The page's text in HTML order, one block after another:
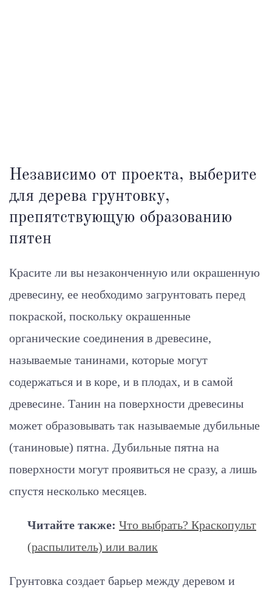
Независимо от проекта, выберите
для дерева грунтовку,
препятствующую образованию
пятен
Красите ли вы незаконченную или окрашенную
древесину, ее необходимо загрунтовать перед
покраской, поскольку окрашенные
органические соединения в древесине,
называемые танинами, которые могут
содержаться и в коре, и в плодах, и в самой
древесине. Танин на поверхности древесины
может образовывать так называемые дубильные
(таниновые) пятна. Дубильные пятна на
поверхности могут проявиться не сразу, а лишь
спустя несколько месяцев.
Читайте также: Что выбрать? Краскопульт
(распылитель) или валик
Грунтовка создает барьер между деревом и